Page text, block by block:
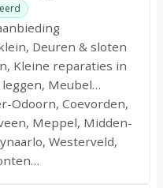
Deuren & sloten
Kleine reparaties in
Meubel…
Odoorn, Coevorden,
Meppel, Midden-
Westerveld,